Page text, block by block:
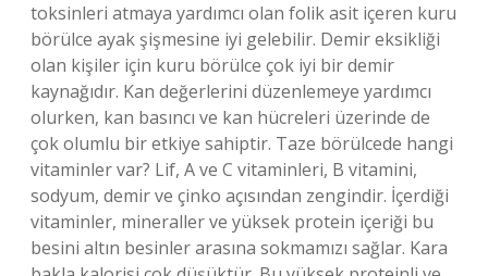
toksinleri atmaya yardımcı olan folik asit içeren kuru
börülce ayak şişmesine iyi gelebilir. Demir eksikliği
olan kişiler için kuru börülce çok iyi bir demir
kaynağıdır. Kan değerlerini düzenlemeye yardımcı
olurken, kan basıncı ve kan hücreleri üzerinde de
çok olumlu bir etkiye sahiptir. Taze börülcede hangi
vitaminler var? Lif, A ve C vitaminleri, B vitamini,
sodyum, demir ve çinko açısından zengindir. İçerdiği
vitaminler, mineraller ve yüksek protein içeriği bu
besini altın besinler arasına sokmamızı sağlar. Kara